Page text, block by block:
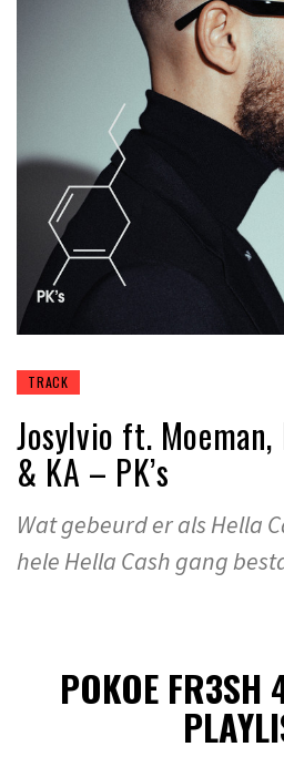
TRACK
Josylvio ft.
& KA – PK’s
Wat gebeurd er als Hella
hele Hella Cash gang
POKOE FR3SH